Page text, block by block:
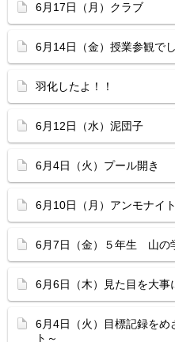
6月17日（月）クラブ
6月14日（金）授業参観で
羽化したよ！！
6月12日（水）泥団子
6月4日（火）プール開き
6月10日（月）アンモナイ
6月7日（金）５年生 山の
6月6日（木）見た目を大事
6月4日（火）目標記録を
ト～